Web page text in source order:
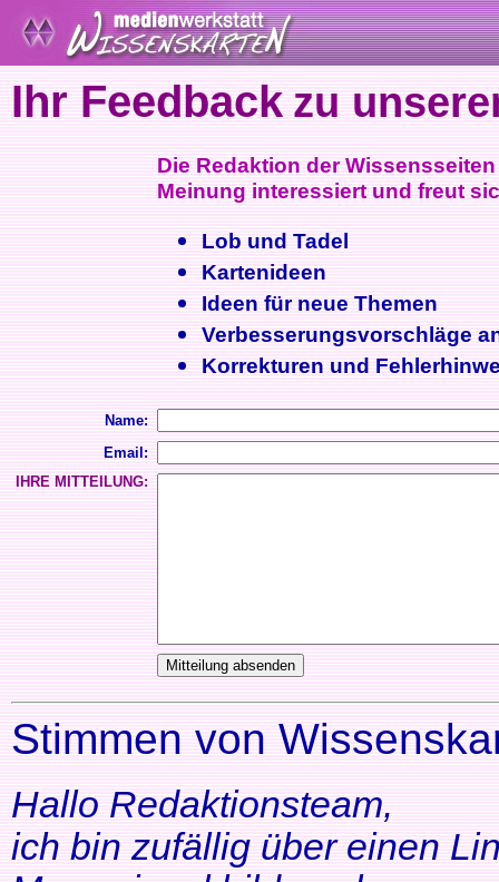
Ihr Feedback zu
Die Redaktion der
Meinung interessiert und freut
Lob und Tadel
Kartenideen
Ideen für neue Themen
Verbesserungsvorschläge
Korrekturen und
Name:
Email:
IHRE MITTEILUNG:
Stimmen von
Hallo Redaktionsteam,
ich bin zufällig über einen